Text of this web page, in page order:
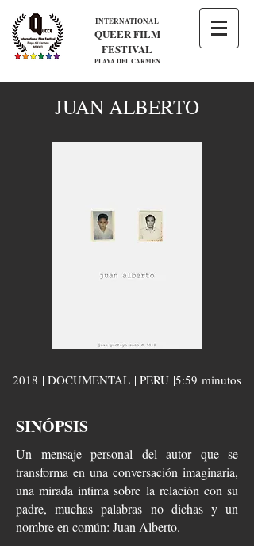
INTERNATIONAL
QUEER FILM
FESTIVAL
PLAYA DEL CARMEN
JUAN ALBERTO
2018 | DOCUMENTAL | PERU |5:59 minutos
SINÓPSIS
Un mensaje personal del autor que se
transforma en una conversación imaginaria,
una mirada intima sobre la relación con su
padre, muchas palabras no dichas y un
nombre en común: Juan Alberto.